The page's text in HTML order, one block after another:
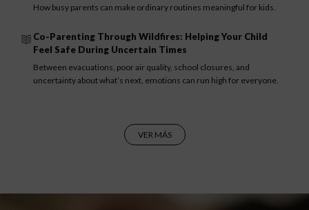
How busy parents can make ordinary routines meaningful for kids.
Co-Parenting Through Wildfires: Helping Your Child
Feel Safe During Uncertain Times
Between evacuations, poor air quality, school closures, and
uncertainty about what’s next, emotions can run high for everyone.
VER MÁS